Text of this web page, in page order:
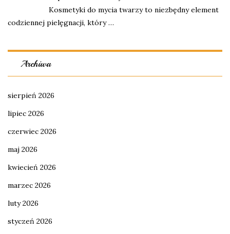
Kosmetyki do mycia twarzy to niezbędny element
codziennej pielęgnacji, który …
Archiwa
sierpień 2026
lipiec 2026
czerwiec 2026
maj 2026
kwiecień 2026
marzec 2026
luty 2026
styczeń 2026